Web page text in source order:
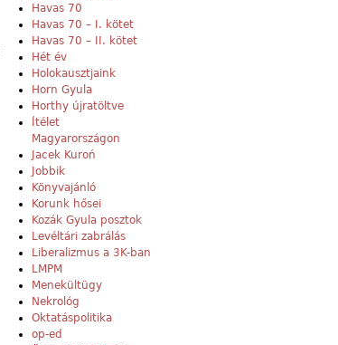
Havas 70
Havas 70 – I. kötet
Havas 70 – II. kötet
Hét év
Holokausztjaink
Horn Gyula
Horthy újratöltve
Ítélet
Magyarországon
Jacek Kuroń
Jobbik
Könyvajánló
Korunk hősei
Kozák Gyula posztok
Levéltári zabrálás
Liberalizmus a 3K-ban
LMPM
Menekültügy
Nekrológ
Oktatáspolitika
op-ed